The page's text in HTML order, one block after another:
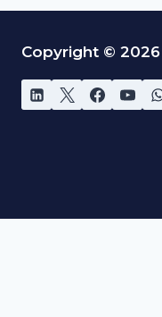
Copyright © 2026